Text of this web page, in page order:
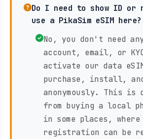
Do I need to show ID
use a PikaSim eSIM here?
No, you don't need
account, email, or
activate our data
purchase, install,
anonymously. This
from buying a local
in some places, where
registration can be